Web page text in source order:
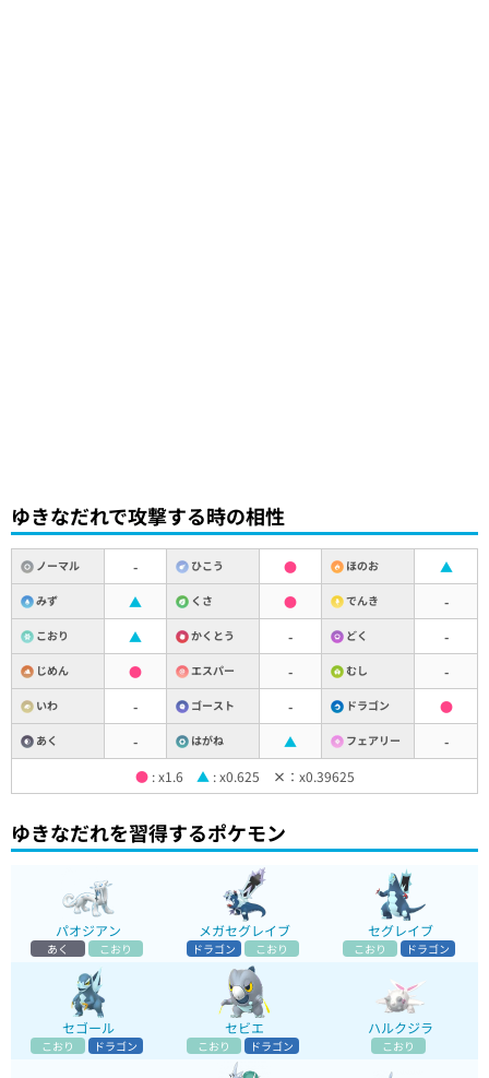
ゆきなだれで攻撃する時の相性
ノーマル - ひこう ● ほのお ▲
みず ▲ くさ ● でんき -
こおり ▲ かくとう - どく -
じめん ● エスパー - むし -
いわ - ゴースト - ドラゴン ●
あく - はがね ▲ フェアリー
-
●: x1.6 ▲ : x0.625 × ：x0.39625
ゆきなだれを習得するポケモン
パオジアン
あく こおり
メガセグレイブ
ドラゴン こおり
セグレイブ
こおり ドラゴン
セゴール
こおり ドラゴン
セビエ
こおり ドラゴン
ハルクジラ
こおり